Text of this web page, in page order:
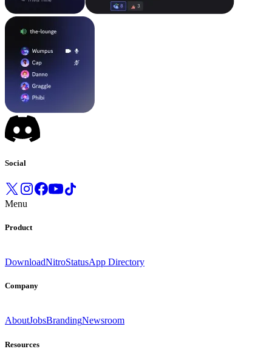
Social
Menu
Product
DownloadNitroStatusApp Directory
Company
AboutJobsBrandingNewsroom
Resources